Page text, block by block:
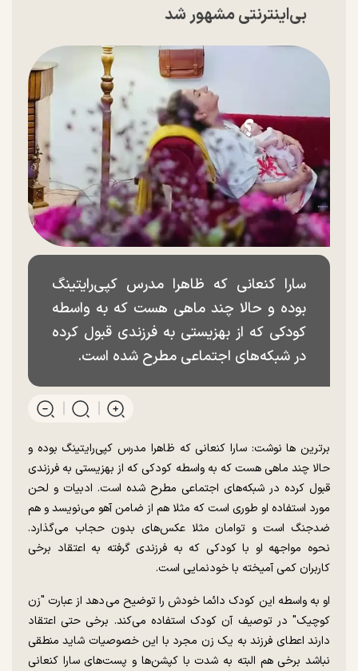
بی‌اینترنتی مشهور شد
سارا کنعانی که ظاهرا مدرس کپی‌رایتینگ
بوده و حالا چند ماهی هست که به واسطه
کودکی که از بهزیستی به فرزندی قبول کرده
در شبکه‌های اجتماعی مطرح شده است.
برترین ها نوشت: سارا کنعانی که ظاهرا مدرس کپی‌رایتینگ بوده و
حالا چند ماهی هست که به واسطه کودکی که از بهزیستی به فرزندی
قبول کرده در شبکه‌های اجتماعی مطرح شده است. ادبیات و لحن
مورد استفاده او طوری است که مثلا هم از ضامن آهو می‌نویسد و هم
ضدجنگ است و توامان مثلا عکس‌های بدون حجاب می‌گذارد.
نحوه مواجهه او با کودکی که به فرزندی گرفته به اعتقاد برخی
کاربران کمی آمیخته با خودنمایی است.
او به واسطه این کودک دائما خودش را توضیح می‌دهد از عبارت "زن
کوچیک" در توصیف آن کودک استفاده می‌کند. برخی حتی اعتقاد
دارند اعطای فرزند به یک زن مجرد با این خصوصیات شاید منطقی
نباشد برخی هم البته به شدت با کپشن‌ها و پست‌های سارا کنعانی